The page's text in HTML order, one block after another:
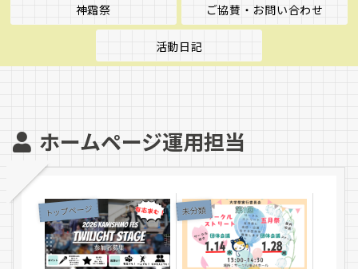
神霜祭 ご協賛・お問い合わせ
活動日記
ホームページ運用担当
トップページ 未分類